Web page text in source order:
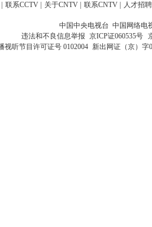
联系CCTV 关于CNTV 联系CNTV 人才招聘
中国中央电视台 中国网络电
违法和不良信息举报 京ICP证060535号
视听节目许可证号 0102004 新出网证（京）